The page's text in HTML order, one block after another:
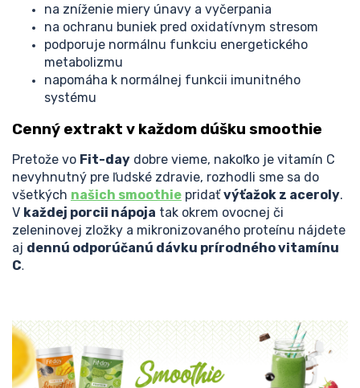
na zníženie miery únavy a vyčerpania
na ochranu buniek pred oxidatívnym stresom
podporuje normálnu funkciu energetického
metabolizmu
napomáha k normálnej funkcii imunitného
systému
Cenný extrakt v každom dúšku smoothie
Pretože vo Fit-day dobre vieme, nakoľko je vitamín C
nevyhnutný pre ľudské zdravie, rozhodli sme sa do
všetkých našich smoothie pridaťvýťažok z aceroly.
V každej porcii nápoja tak okrem ovocnej či
zeleninovej zložky a mikronizovaného proteínu nájdete
aj dennú odporúčanú dávku prírodného vitamínu
C.